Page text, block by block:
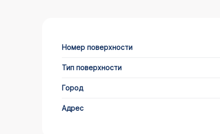
Номер поверхности
Тип поверхности
Город
Адрес